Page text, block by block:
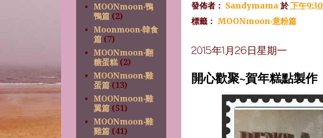
發佈者： Sandymama 於下午9:30
標籤： MOONmoon‧意粉篇
2015年1月26日星期一
開心歡聚~賀年糕點製作
MOONmoon‧鴨
鴨篇 (2)
Moonmoon‧韓食
篇 (7)
MOONmoon‧翻
糖蛋糕 (2)
MOONmoon‧雞
蛋篇 (13)
MOONmoon‧雞
翼篇 (51)
MOONmoon‧雞
雞篇 (41)